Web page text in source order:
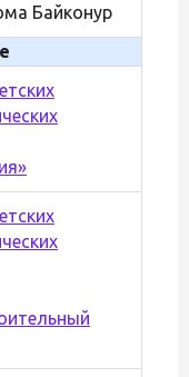
Байконур